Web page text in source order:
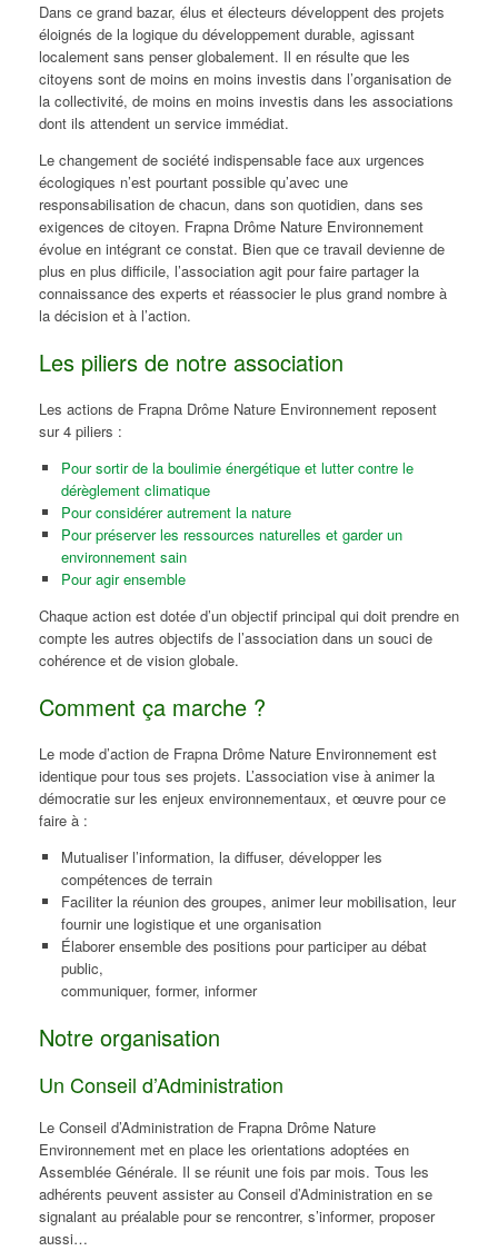
Dans ce grand bazar, élus et électeurs développent des projets
éloignés de la logique du développement durable, agissant
localement sans penser globalement. Il en résulte que les
citoyens sont de moins en moins investis dans l’organisation de
la collectivité, de moins en moins investis dans les associations
dont ils attendent un service immédiat.
Le changement de société indispensable face aux urgences
écologiques n’est pourtant possible qu’avec une
responsabilisation de chacun, dans son quotidien, dans ses
exigences de citoyen. Frapna Drôme Nature Environnement
évolue en intégrant ce constat. Bien que ce travail devienne de
plus en plus difficile, l’association agit pour faire partager la
connaissance des experts et réassocier le plus grand nombre à
la décision et à l’action.
Les piliers de notre association
Les actions de Frapna Drôme Nature Environnement reposent
sur 4 piliers :
Pour sortir de la boulimie énergétique et lutter contre le
dérèglement climatique
Pour considérer autrement la nature
Pour préserver les ressources naturelles et garder un
environnement sain
Pour agir ensemble
Chaque action est dotée d’un objectif principal qui doit prendre en
compte les autres objectifs de l’association dans un souci de
cohérence et de vision globale.
Comment ça marche ?
Le mode d’action de Frapna Drôme Nature Environnement est
identique pour tous ses projets. L’association vise à animer la
démocratie sur les enjeux environnementaux, et œuvre pour ce
faire à :
Mutualiser l’information, la diffuser, développer les
compétences de terrain
Faciliter la réunion des groupes, animer leur mobilisation, leur
fournir une logistique et une organisation
Élaborer ensemble des positions pour participer au débat
public,
communiquer, former, informer
Notre organisation
Un Conseil d’Administration
Le Conseil d’Administration de Frapna Drôme Nature
Environnement met en place les orientations adoptées en
Assemblée Générale. Il se réunit une fois par mois. Tous les
adhérents peuvent assister au Conseil d’Administration en se
signalant au préalable pour se rencontrer, s’informer, proposer
aussi…